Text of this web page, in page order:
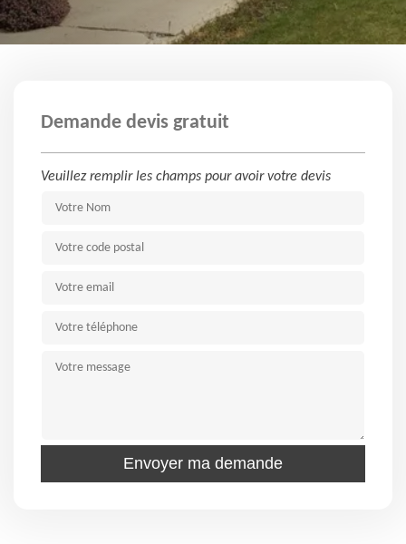
Demande devis gratuit
Veuillez remplir les champs pour avoir votre devis